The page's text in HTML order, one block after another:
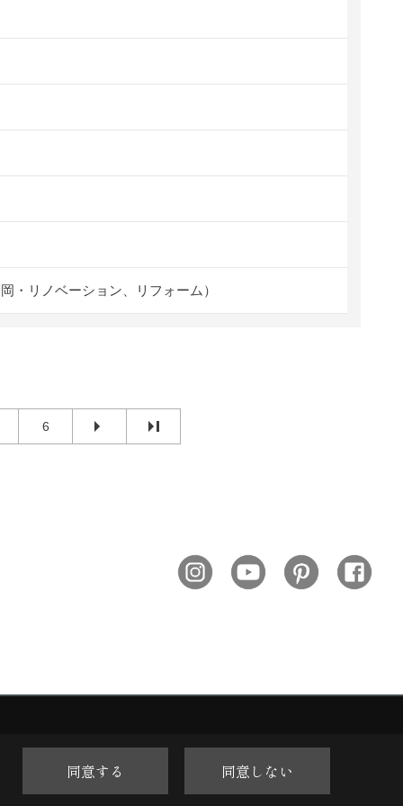
・リノベーション、リフォーム）
6
同意する 同意しない